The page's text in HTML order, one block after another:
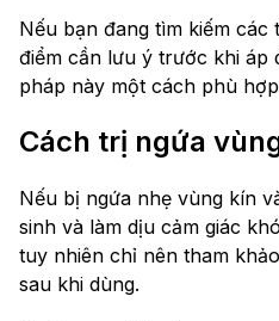
Nếu bạn đang tìm kiếm
điểm cần lưu ý trước khi áp
pháp này một cách phù
Cách trị ngứa
Nếu bị ngứa nhẹ vùng kín
sinh và làm dịu cảm giác
tuy nhiên chỉ nên tham
sau khi dùng.